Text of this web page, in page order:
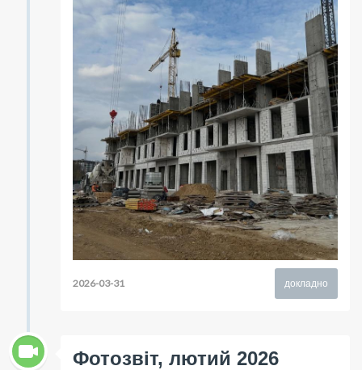
докладно
2026-03-31
Фотозвіт, лютий 2026